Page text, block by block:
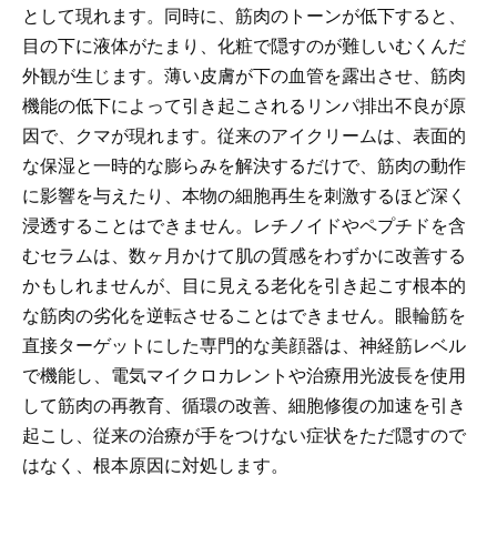
として現れます。同時に、筋肉のトーンが低下すると、
目の下に液体がたまり、化粧で隠すのが難しいむくんだ
外観が生じます。薄い皮膚が下の血管を露出させ、筋肉
機能の低下によって引き起こされるリンパ排出不良が原
因で、クマが現れます。従来のアイクリームは、表面的
な保湿と一時的な膨らみを解決するだけで、筋肉の動作
に影響を与えたり、本物の細胞再生を刺激するほど深く
浸透することはできません。レチノイドやペプチドを含
むセラムは、数ヶ月かけて肌の質感をわずかに改善する
かもしれませんが、目に見える老化を引き起こす根本的
な筋肉の劣化を逆転させることはできません。眼輪筋を
直接ターゲットにした専門的な美顔器は、神経筋レベル
で機能し、電気マイクロカレントや治療用光波長を使用
して筋肉の再教育、循環の改善、細胞修復の加速を引き
起こし、従来の治療が手をつけない症状をただ隠すので
はなく、根本原因に対処します。